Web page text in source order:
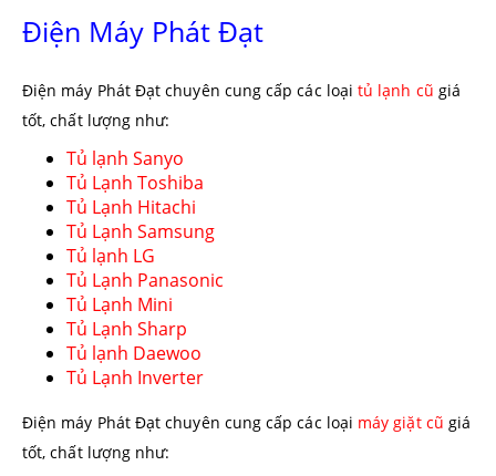
Điện Máy Phát Đạt
Điện máy Phát Đạt chuyên cung cấp các loạitủ lạnh cũ giá
tốt, chất lượng như:
Tủ lạnh Sanyo
Tủ Lạnh Toshiba
Tủ Lạnh Hitachi
Tủ Lạnh Samsung
Tủ lạnh LG
Tủ Lạnh Panasonic
Tủ Lạnh Mini
Tủ Lạnh Sharp
Tủ lạnh Daewoo
Tủ Lạnh Inverter
Điện máy Phát Đạt chuyên cung cấp các loại máy giặt cũ giá
tốt, chất lượng như: